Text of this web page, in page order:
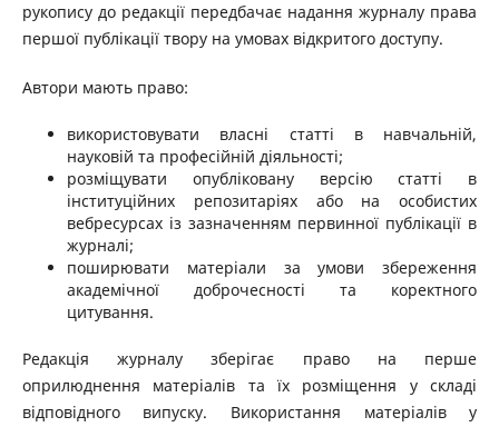
рукопису до редакції передбачає надання журналу права
першої публікації твору на умовах відкритого доступу.
Автори мають право:
використовувати власні статті в навчальній,
науковій та професійній діяльності;
розміщувати опубліковану версію статті в
інституційних репозитаріях або на особистих
вебресурсах із зазначенням первинної публікації в
журналі;
поширювати матеріали за умови збереження
академічної доброчесності та коректного
цитування.
Редакція журналу зберігає право на перше
оприлюднення матеріалів та їх розміщення у складі
відповідного випуску. Використання матеріалів у